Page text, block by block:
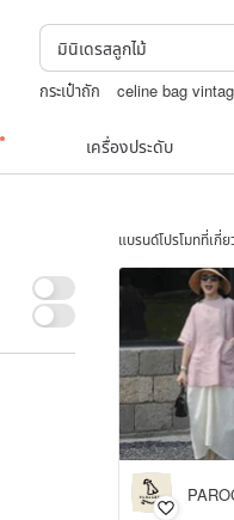
กระเป๋าถัก celine bag
เครื่องประดับ
แบรนด์โปรโมทที่เกี่